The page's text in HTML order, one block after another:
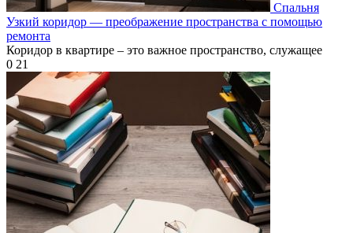
Спальня
Узкий коридор — преображение пространства с помощью
ремонта
Коридор в квартире – это важное пространство, служащее
0 21